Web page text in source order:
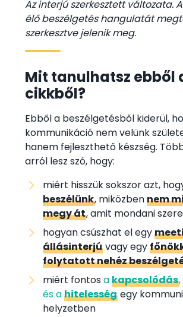
Az interjú szerkesztett változata.
élő beszélgetés hangulatát
szerkesztve jelenik meg.
Mit tanulhatsz ebből
cikkből?
Ebből a beszélgetésből kiderül,
kommunikáció nem velünk
hanem fejleszthető készség.
arról lesz szó, hogy:
miért hisszük sokszor azt,
beszélünk, miközbennem
megy át, amit mondani
hogyan csúszhat el egy
állásinterjúvagy egy
folytatott nehéz
miért fontosakapcsolódás
és ahitelességegy
helyzetben